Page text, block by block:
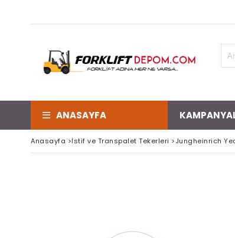
ANASAYFA
Anasayfa >İstif ve Transpalet Tekerleri >Jungheinrich